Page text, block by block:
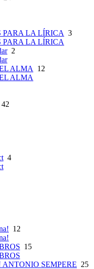
PARA LA LÍRICA 3
PARA LA LÍRICA
2
ALMA
12
ALMA
42
4
12
15
SEMPERE 25